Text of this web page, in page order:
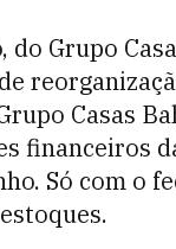
do Grupo
Casas
financeiros
Só com o